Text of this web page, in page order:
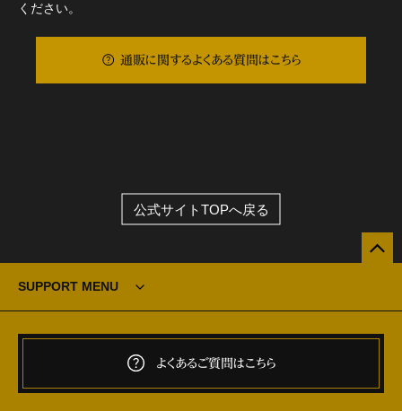
ください。
通販に関するよくある質問はこちら
公式サイトTOPへ戻る
SUPPORT MENU
よくあるご質問はこちら